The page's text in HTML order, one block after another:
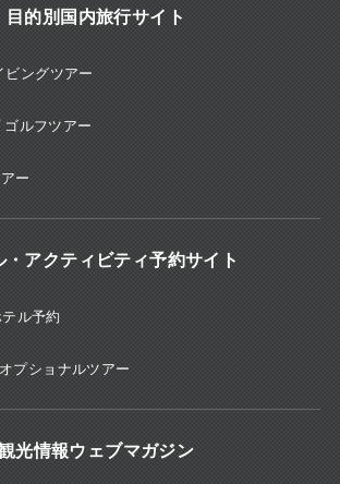
目的別国内旅行サイト
ビングツアー
ゴルフツアー
ー
・アクティビティ予約サイト
ル予約
プショナルツアー
光情報ウェブマガジン